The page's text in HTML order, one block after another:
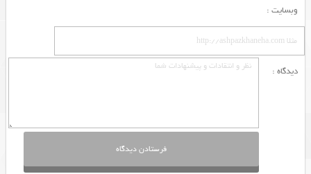
وبسایت :
دیدگاه :